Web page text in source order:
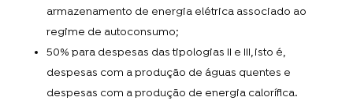
armazenamento de energia elétrica associado ao
regime de autoconsumo;
50% para despesas das tipologias II e III, isto é,
despesas com a produção de águas quentes e
despesas com a produção de energia calorífica.